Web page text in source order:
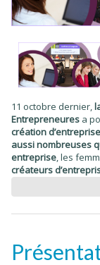
11 octobre dernier,
Entrepreneures a
création
aussi nombreuses
entreprise, les
créateurs